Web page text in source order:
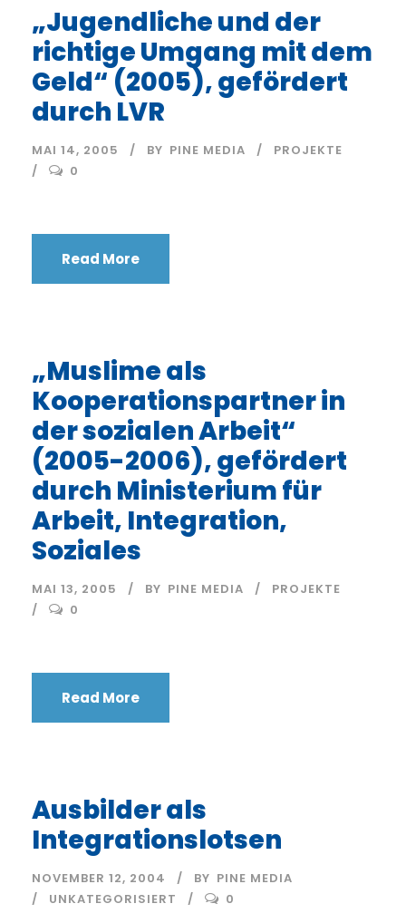
„Jugendliche und der
richtige Umgang mit dem
Geld“ (2005), gefördert
durch LVR
MAI 14, 2005 BY PINE MEDIA
PROJEKTE
0
Read More
„Muslime als
Kooperationspartner in
der sozialen Arbeit“
(2005-2006), gefördert
durch Ministerium für
Arbeit, Integration,
Soziales
MAI 13, 2005 BY PINE MEDIA
PROJEKTE
0
Read More
Ausbilder als
Integrationslotsen
NOVEMBER 12, 2004 BY PINE MEDIA
UNKATEGORISIERT
0